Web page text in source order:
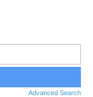
Advanced Search